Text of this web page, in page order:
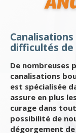
difficultés
De nombreuses
canalisations
est spécialisée
assure en plus
curage dans
possibilité de
dégorgement